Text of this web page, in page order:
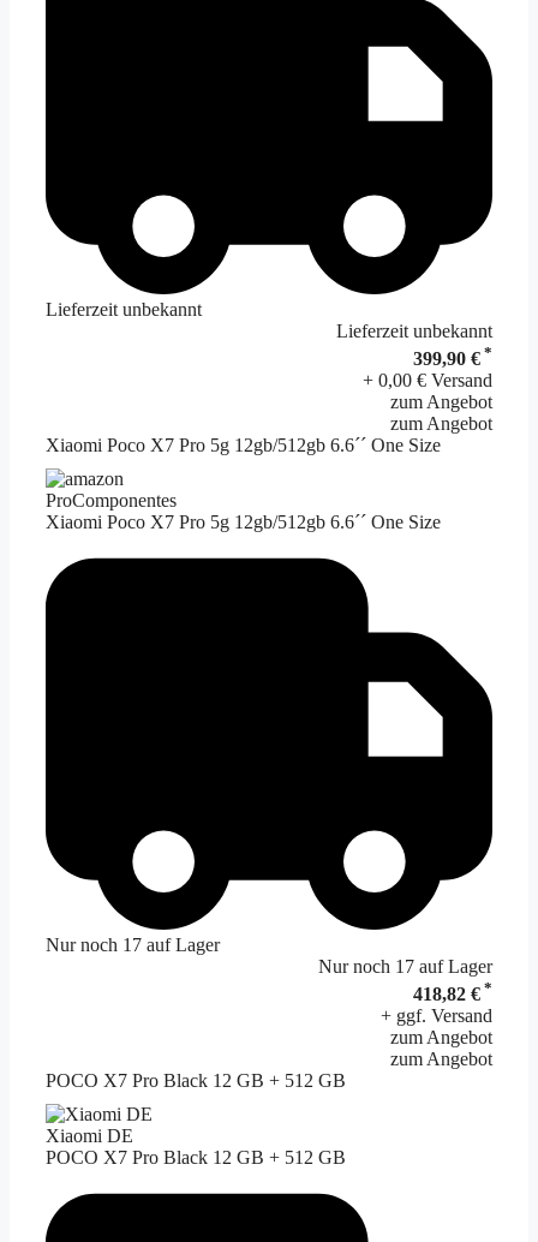
Lieferzeit unbekannt
Lieferzeit unbekannt
399,90 € *
+ 0,00 € Versand
zum Angebot
zum Angebot
Xiaomi Poco X7 Pro 5g 12gb/512gb 6.6´´ One Size
ProComponentes
Xiaomi Poco X7 Pro 5g 12gb/512gb 6.6´´ One Size
Nur noch 17 auf Lager
Nur noch 17 auf Lager
418,82 € *
+ ggf. Versand
zum Angebot
zum Angebot
POCO X7 Pro Black 12 GB + 512 GB
Xiaomi DE
POCO X7 Pro Black 12 GB + 512 GB